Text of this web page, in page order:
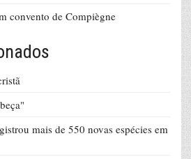
convento de Compiègne
mais de 550 novas espécies em